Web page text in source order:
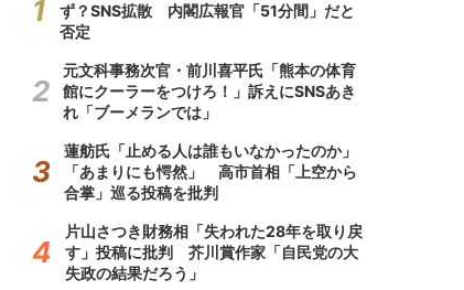
ず？SNS拡散 内閣広報官「51分間」だと
否定
元文科事務次官・前川喜平氏「熊本の体育
館にクーラーをつけろ！」訴えにSNSあき
れ「ブーメランでは」
蓮舫氏「止める人は誰もいなかったのか」
「あまりにも愕然」 高市首相「上空から
合掌」巡る投稿を批判
片山さつき財務相「失われた28年を取り戻
す」投稿に批判 芥川賞作家「自民党の大
失政の結果だろう」